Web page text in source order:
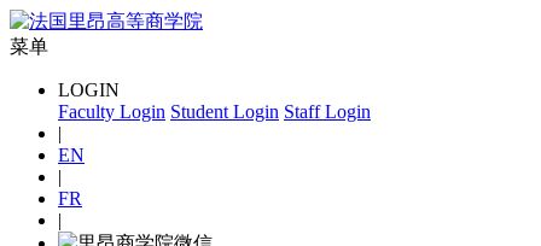
菜单
LOGIN
Faculty Login Student Login Staff Login
|
EN
|
FR
|